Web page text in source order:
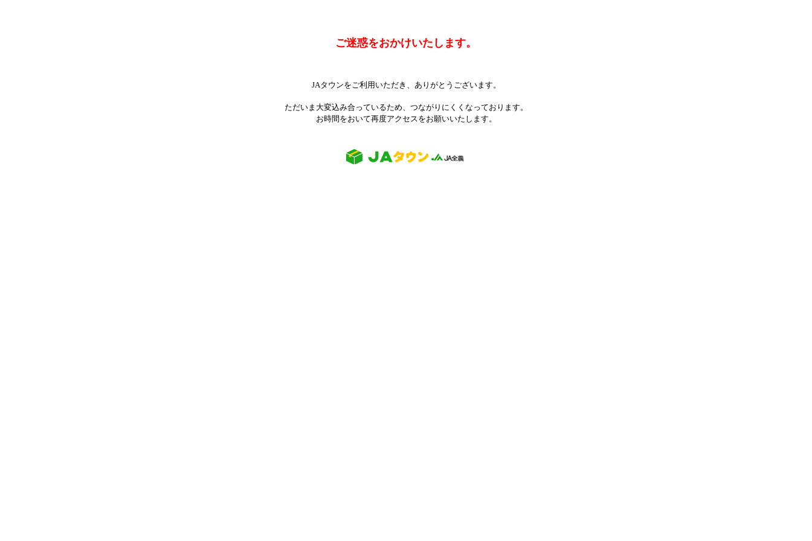
ご迷惑をおかけいたします。
JAタウンをご利用いただき、ありがとうございます。
ただいま大変込み合っているため、つながりにくくなっております。
お時間をおいて再度アクセスをお願いいたします。